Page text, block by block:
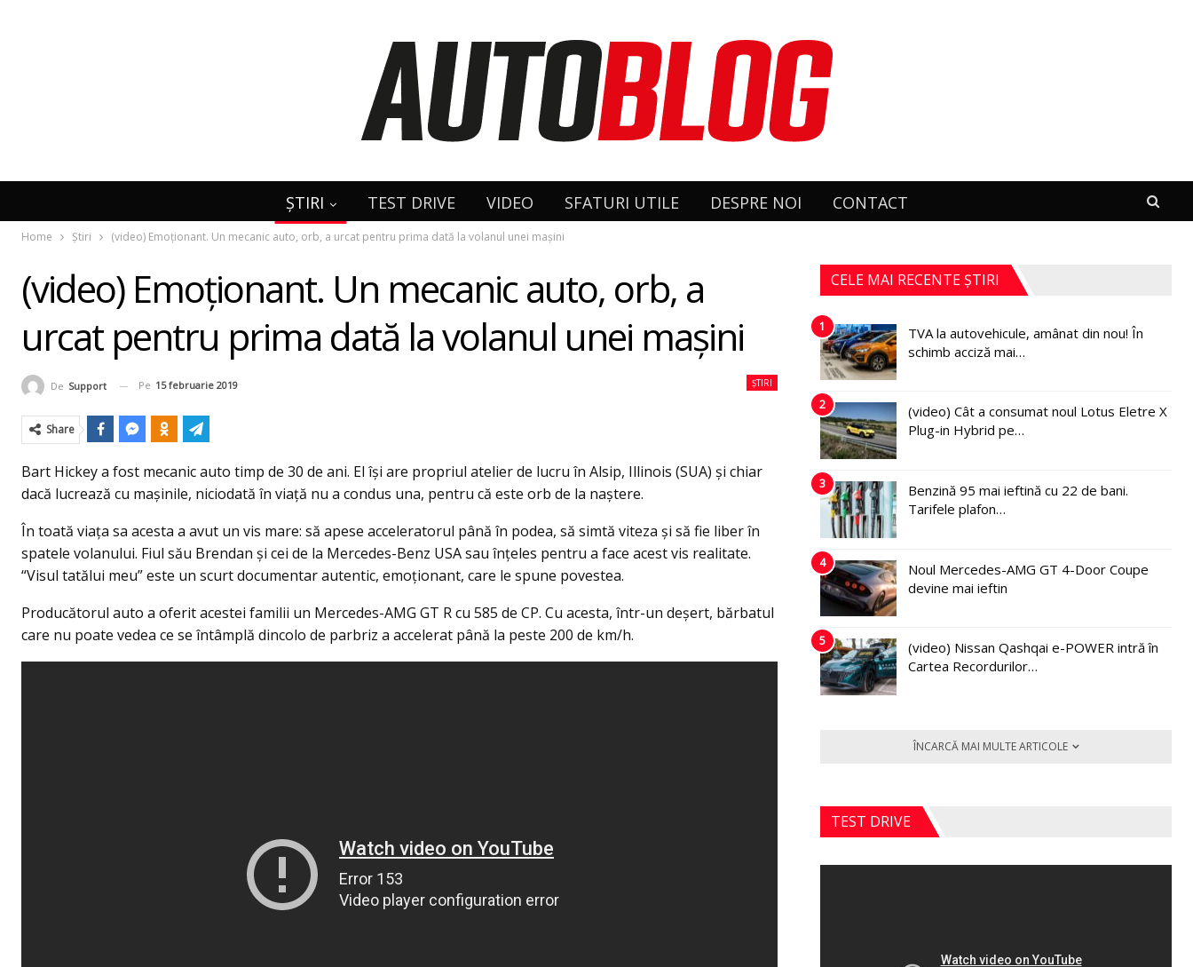
ȘTIRI TEST DRIVE VIDEO SFATURI UTILE DESPRE NOI CONTACT
Home Știri (video) Emoţionant. Un mecanic auto, orb, a urcat pentru prima dată la volanul unei maşini
(video) Emoţionant. Un mecanic auto, orb, a
urcat pentru prima dată la volanul unei maşini
ȘTIRI
De Support Pe 15 februarie 2019
Share
Bart Hickey a fost mecanic auto timp de 30 de ani. El îşi are propriul atelier de lucru în Alsip, Illinois (SUA) şi chiar
dacă lucrează cu maşinile, niciodată în viaţă nu a condus una, pentru că este orb de la naştere.
În toată viaţa sa acesta a avut un vis mare: să apese acceleratorul până în podea, să simtă viteza şi să fie liber în
spatele volanului. Fiul său Brendan şi cei de la Mercedes-Benz USA sau înţeles pentru a face acest vis realitate.
“Visul tatălui meu” este un scurt documentar autentic, emoționant, care le spune povestea.
Producătorul auto a oferit acestei familii un Mercedes-AMG GT R cu 585 de CP. Cu acesta, într-un deşert, bărbatul
care nu poate vedea ce se întâmplă dincolo de parbriz a accelerat până la peste 200 de km/h.
CELE MAI RECENTE ȘTIRI
1
TVA la autovehicule, amânat din nou! În
schimb acciză mai…
2
(video) Cât a consumat noul Lotus Eletre X
Plug-in Hybrid pe…
3
Benzină 95 mai ieftină cu 22 de bani.
Tarifele plafon…
4
Noul Mercedes-AMG GT 4-Door Coupe
devine mai ieftin
5
(video) Nissan Qashqai e-POWER intră în
Cartea Recordurilor…
ÎNCARCĂ MAI MULTE ARTICOLE
TEST DRIVE